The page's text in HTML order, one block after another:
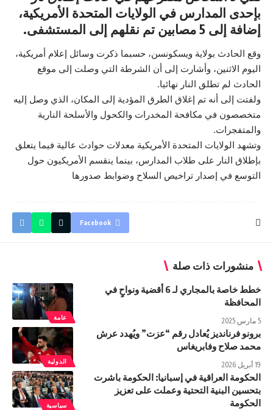
بإحدى المدارس في الولايات المتحدة الأمريكية،
إضافة إلى 5 مصابين تم نقلهم إلى المستشفى.
وقع الحادث بولاية ويسكونسن، حسبما ذكرت وسائل إعلام أمريكية،
اليوم الاثنين، وأشارت إلى أن الشرطة التي وصلت إلى موقع
الحادث لم تطلق النار نهائيا.
ولفتت إلى أنه تم إغلاق الطرق المؤدية إلى المكان، الذي وصل إليه
متخصصون في مكافحة المخدرات والكحول والأسلحة النارية
والمتفجرات.
وتشهد الولايات المتحدة الأمريكية معدلات حوادث عالية فيما يتعلق
بإطلاق النار على طلاب المدارس، بينما ينقسم الأمريكيون حول
التوسع في إصدار تراخيص السلاح وضوابط صدورها
Facebook
منشورات ذات صلة
عامة
خطط خاصة بالمجاري لـ 6 أقضية ونواحٍ في
المحافظة
5 مارس 2025
الدولية
برونو فرنانديز يُعادل رقم “عزت” ويُهدد عرش
محمد صلاح وفابريغاس
19 أبريل 2026
سياسية
الحکومة العراقیة في إسبانيا: الحكومة باشرت
بتحسين البنية التحتية وعملت على تعزيز
الحکومة